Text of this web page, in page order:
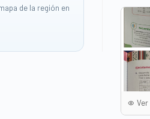
de la región en
Ver